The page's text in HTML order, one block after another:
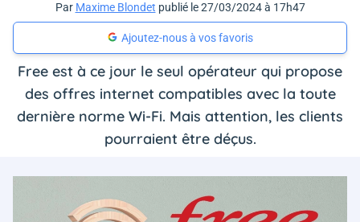
Par Maxime Blondet publié le 27/03/2024 à 17h47
Ajoutez-nous à vos favoris
Free est à ce jour le seul opérateur qui propose
des offres internet compatibles avec la toute
dernière norme Wi-Fi. Mais attention, les clients
pourraient être déçus.